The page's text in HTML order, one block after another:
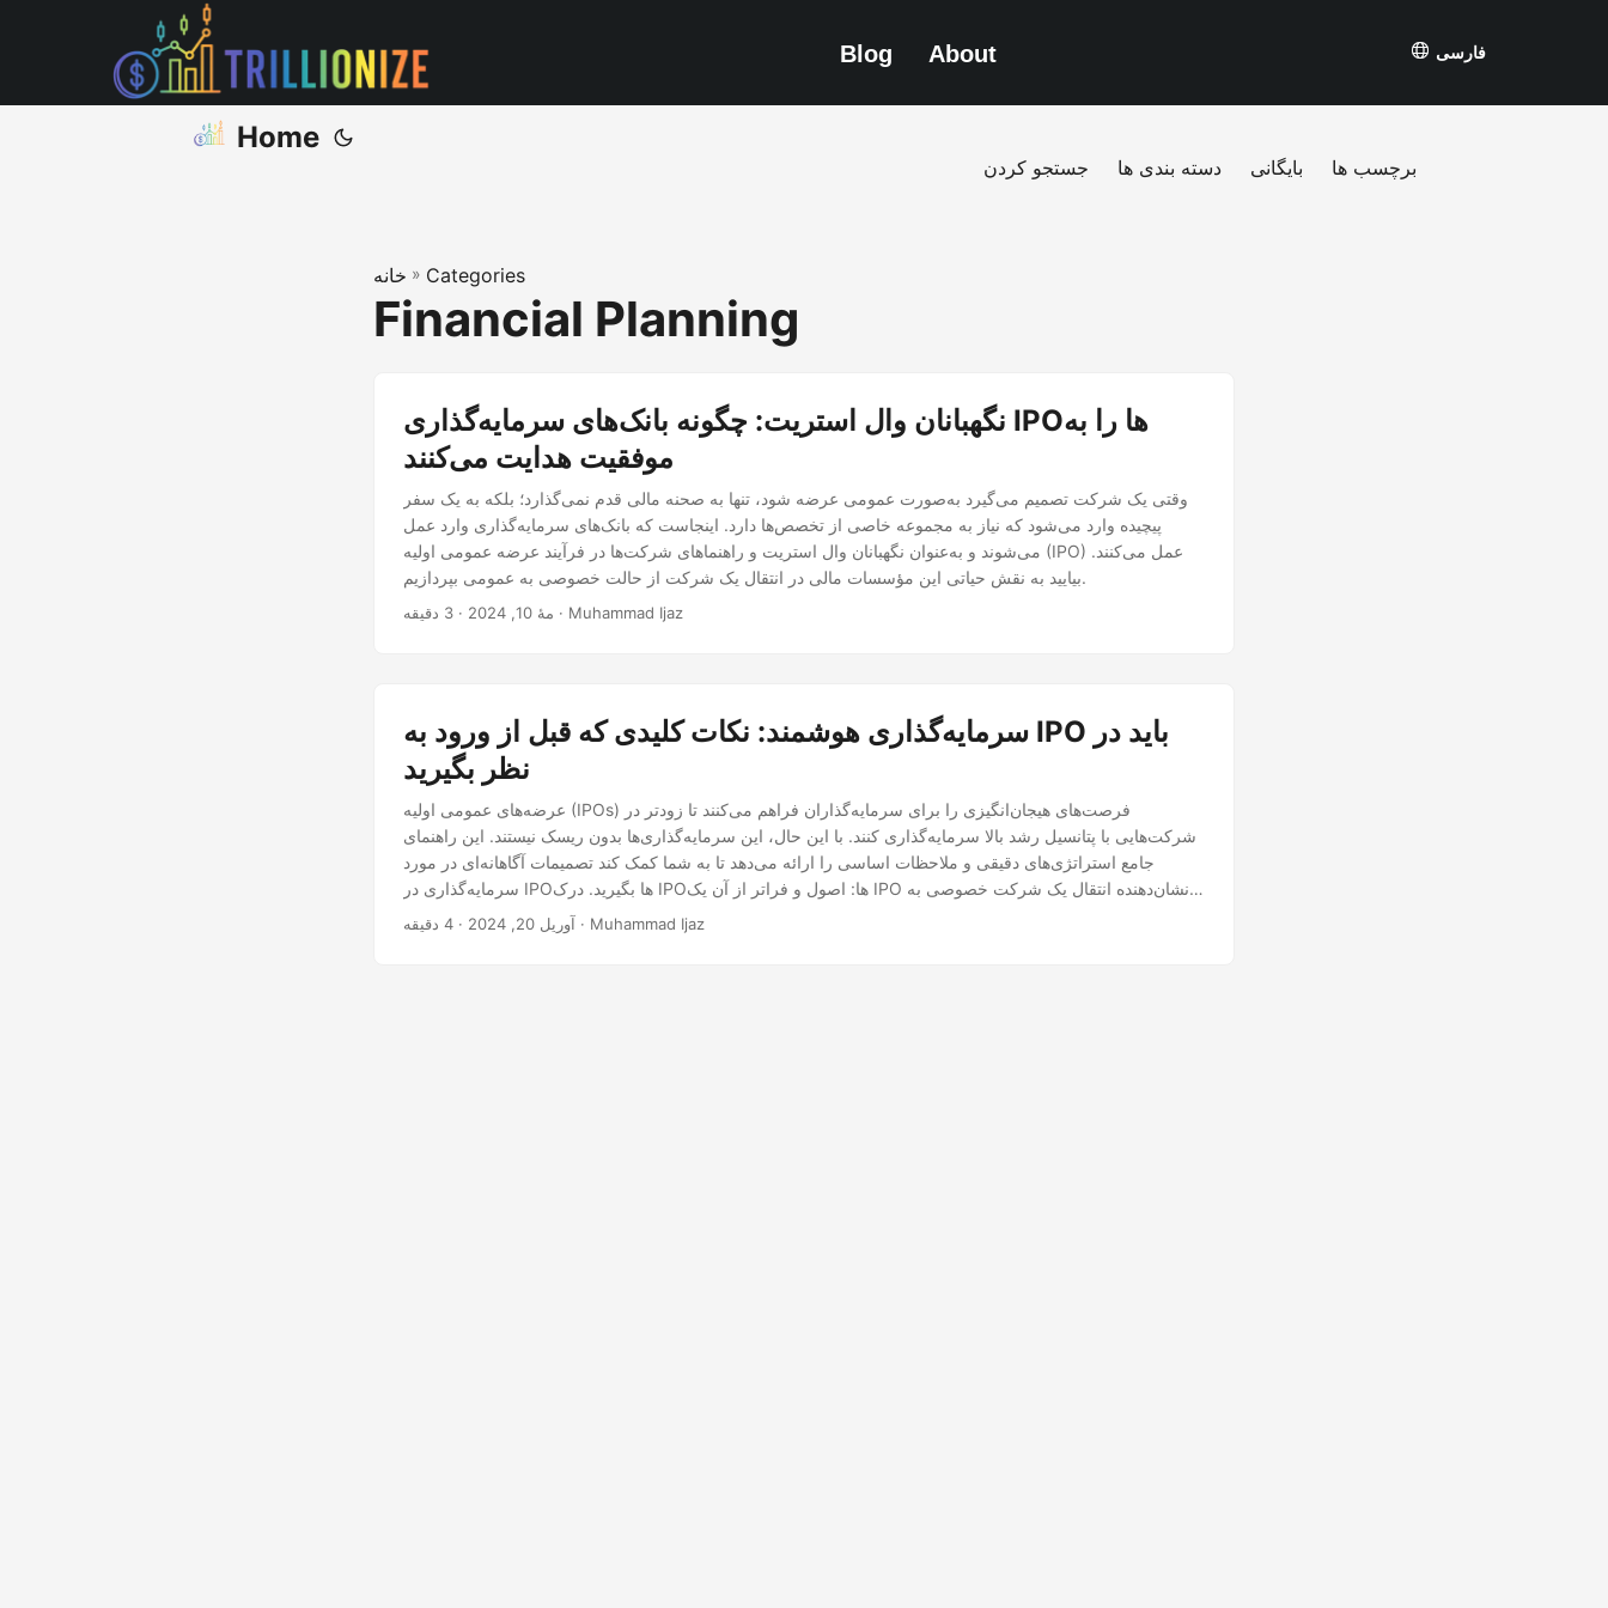
Blog About فارسی
Home
جستجو کردن دسته بندی ها بایگانی برچسب ها
خانه » Categories
Financial Planning
نگهبانان وال استریت: چگونه بانک‌های سرمایه‌گذاری IPOها را به
موفقیت هدایت می‌کنند
وقتی یک شرکت تصمیم می‌گیرد به‌صورت عمومی عرضه شود، تنها به صحنه مالی قدم نمی‌گذارد؛ بلکه به یک سفر
پیچیده وارد می‌شود که نیاز به مجموعه خاصی از تخصص‌ها دارد. اینجاست که بانک‌های سرمایه‌گذاری وارد عمل
می‌شوند و به‌عنوان نگهبانان وال استریت و راهنماهای شرکت‌ها در فرآیند عرضه عمومی اولیه (IPO) عمل می‌کنند.
بیایید به نقش حیاتی این مؤسسات مالی در انتقال یک شرکت از حالت خصوصی به عمومی بپردازیم.
مهٔ 10, 2024 · 3 دقیقه · Muhammad Ijaz
سرمایه‌گذاری هوشمند: نکات کلیدی که قبل از ورود به IPO باید در
نظر بگیرید
عرضه‌های عمومی اولیه (IPOs) فرصت‌های هیجان‌انگیزی را برای سرمایه‌گذاران فراهم می‌کنند تا زودتر در
شرکت‌هایی با پتانسیل رشد بالا سرمایه‌گذاری کنند. با این حال، این سرمایه‌گذاری‌ها بدون ریسک نیستند. این راهنمای
جامع استراتژی‌های دقیقی و ملاحظات اساسی را ارائه می‌دهد تا به شما کمک کند تصمیمات آگاهانه‌ای در مورد
سرمایه‌گذاری در IPOها بگیرید. درک IPOها: اصول و فراتر از آن یک IPO نشان‌دهنده انتقال یک شرکت خصوصی به
یک نهاد عمومی است.
آوریل 20, 2024 · 4 دقیقه · Muhammad Ijaz